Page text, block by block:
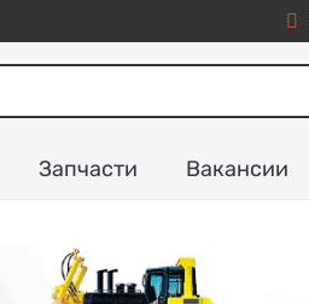
Запчасти Вакансии